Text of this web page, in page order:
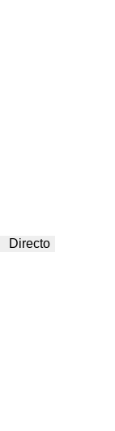
Directo